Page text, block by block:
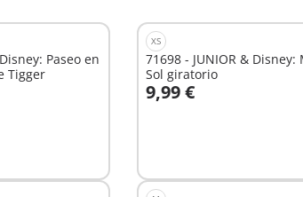
Paseo en
Tigger
XS
71698 - JUNIOR & Disney:
Sol giratorio
9,99 €
A la cesta